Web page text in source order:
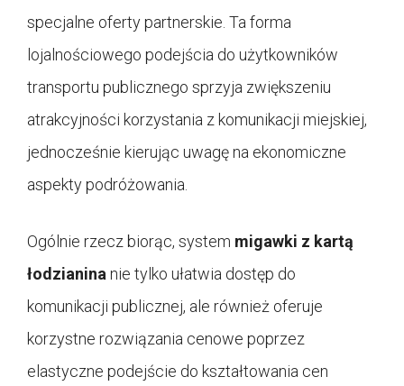
specjalne oferty partnerskie. Ta forma
lojalnościowego podejścia do użytkowników
transportu publicznego sprzyja zwiększeniu
atrakcyjności korzystania z komunikacji miejskiej,
jednocześnie kierując uwagę na ekonomiczne
aspekty podróżowania.
Ogólnie rzecz biorąc, system migawki z kartą
łodzianina nie tylko ułatwia dostęp do
komunikacji publicznej, ale również oferuje
korzystne rozwiązania cenowe poprzez
elastyczne podejście do kształtowania cen